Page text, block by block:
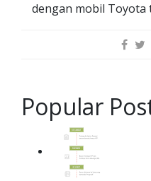
dengan mobil Toyota
Popular